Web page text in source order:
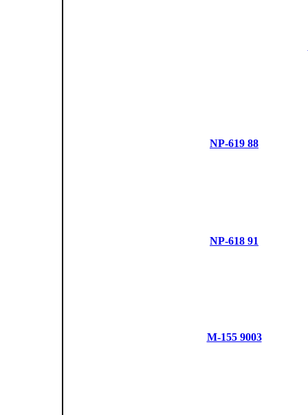
NP-619 88
NP-618 91
M-155 9003